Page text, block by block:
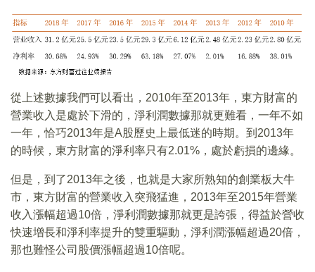
從上述數據我們可以看出，2010年至2013年，東方財富的
營業收入是處於下滑的，淨利潤數據那就更難看，一年不如
一年，恰巧2013年是A股歷史上最低迷的時期。到2013年
的時候，東方財富的淨利率只有2.01%，處於虧損的邊緣。
但是，到了2013年之後，也就是大家所熟知的創業板大牛
市，東方財富的營業收入突飛猛進，2013年至2015年營業
收入漲幅超過10倍，淨利潤數據那就更是誇張，得益於營收
快速增長和淨利率提升的雙重驅動，淨利潤漲幅超過20倍，
那也難怪公司股價漲幅超過10倍呢。